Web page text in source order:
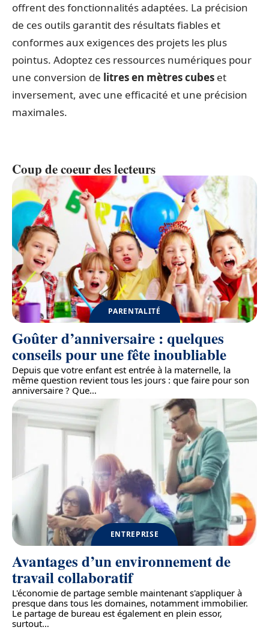
offrent des fonctionnalités adaptées. La précision
de ces outils garantit des résultats fiables et
conformes aux exigences des projets les plus
pointus. Adoptez ces ressources numériques pour
une conversion de litres en mètres cubes et
inversement, avec une efficacité et une précision
maximales.
Coup de coeur des lecteurs
PARENTALITÉ
Goûter d’anniversaire : quelques
conseils pour une fête inoubliable
Depuis que votre enfant est entrée à la maternelle, la
même question revient tous les jours : que faire pour son
anniversaire ? Que…
ENTREPRISE
Avantages d’un environnement de
travail collaboratif
L'économie de partage semble maintenant s'appliquer à
presque dans tous les domaines, notamment immobilier.
Le partage de bureau est également en plein essor,
surtout…